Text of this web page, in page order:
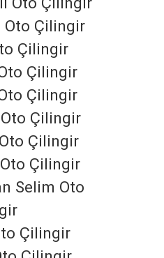
Oto Çilingir
Çilingir
Çilingir
Çilingir
Çilingir
Çilingir
Çilingir
Selim Oto
Çilingir